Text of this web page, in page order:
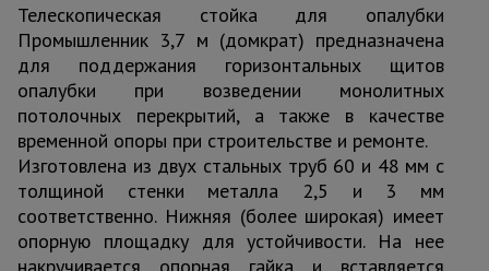
Телескопическая стойка для опалубки
Промышленник 3,7 м (домкрат) предназначена
для поддержания горизонтальных щитов
опалубки при возведении монолитных
потолочных перекрытий, а также в качестве
временной опоры при строительстве и ремонте.
Изготовлена из двух стальных труб 60 и 48 мм с
толщиной стенки металла 2,5 и 3 мм
соответственно. Нижняя (более широкая) имеет
опорную площадку для устойчивости. На нее
накручивается опорная гайка и вставляется